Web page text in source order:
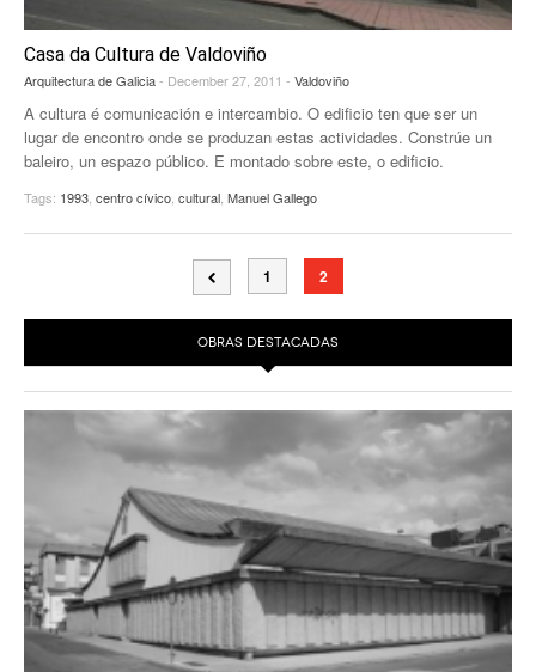
Casa da Cultura de Valdoviño
Arquitectura de Galicia- December 27, 2011 - Valdoviño
A cultura é comunicación e intercambio. O edificio ten que ser un
lugar de encontro onde se produzan estas actividades. Constrúe un
baleiro, un espazo público. E montado sobre este, o edificio.
Tags: 1993 centro cívico cultural Manuel Gallego
1 2
OBRAS DESTACADAS